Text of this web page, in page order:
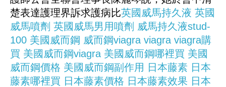
楚表達護理界訴求護病比英國威馬持久液 英國
威馬噴劑 英國威馬男用噴劑 威馬持久液stud-
100 美國威而鋼 威而鋼viagra viagra viagra購
買 美國威而鋼viagra 美國威而鋼哪裡買 美國
威而鋼價格 美國威而鋼副作用 日本藤素 日本
藤素哪裡買 日本藤素價格 日本藤素效果 日本